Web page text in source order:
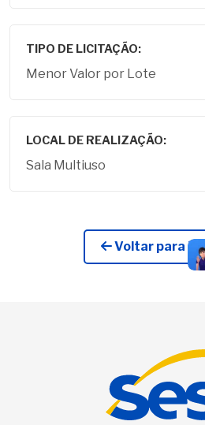
TIPO DE LICITAÇÃO:
Menor Valor por Lote
LOCAL DE REALIZAÇÃO:
Sala Multiuso
Voltar para